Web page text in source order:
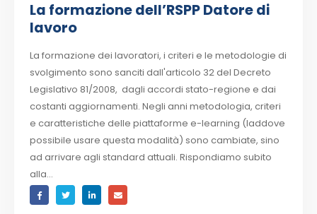
La formazione dell’RSPP Datore di
lavoro
La formazione dei lavoratori, i criteri e le metodologie di
svolgimento sono sanciti dall'articolo 32 del Decreto
Legislativo 81/2008, dagli accordi stato-regione e dai
costanti aggiornamenti. Negli anni metodologia, criteri
e caratteristiche delle piattaforme e-learning (laddove
possibile usare questa modalità) sono cambiate, sino
ad arrivare agli standard attuali. Rispondiamo subito
alla...